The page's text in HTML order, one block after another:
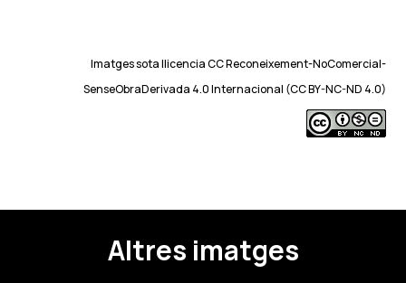
Imatges sota llicencia CC Reconeixement-NoComercial-
SenseObraDerivada 4.0 Internacional (CC BY-NC-ND 4.0)
Altres imatges